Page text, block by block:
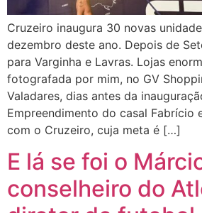
Cruzeiro inaugura 30 novas
dezembro deste ano. Depois de
para Varginha e Lavras. Lojas
fotografada por mim, no GV
Valadares, dias antes da
Empreendimento do casal Fabrício
com o Cruzeiro, cuja meta é […]
E lá se foi o
conselheiro do